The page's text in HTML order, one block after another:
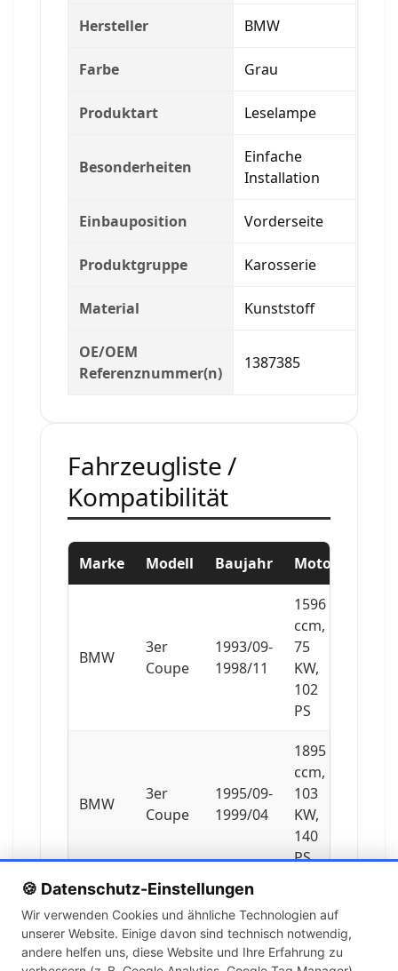
🍪 Datenschutz-Einstellungen
Wir verwenden Cookies und ähnliche Technologien auf
unserer Website. Einige davon sind technisch notwendig,
andere helfen uns, diese Website und Ihre Erfahrung zu
Hersteller BMW
Farbe Grau
Produktart Leselampe
Besonderheiten
Einfache
Installation
Einbauposition Vorderseite
Produktgruppe Karosserie
Material Kunststoff
OE/OEM
Referenznummer(n)
1387385
Fahrzeugliste /
Kompatibilität
Marke Modell Baujahr Motor
BMW
3er
Coupe
1993/09-
1998/11
1596
ccm,
75
KW,
102
PS
BMW
3er
Coupe
1995/09-
1999/04
1895
ccm,
103
KW,
140
PS
BMW
3er
Coupe
1992/01-
1995/12
ccm,
103
KW,